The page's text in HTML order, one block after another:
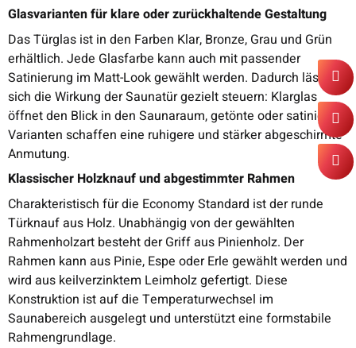
Glasvarianten für klare oder zurückhaltende Gestaltung
Das Türglas ist in den Farben Klar, Bronze, Grau und Grün
erhältlich. Jede Glasfarbe kann auch mit passender
Satinierung im Matt-Look gewählt werden. Dadurch lässt
sich die Wirkung der Saunatür gezielt steuern: Klarglas
öffnet den Blick in den Saunaraum, getönte oder satinierte
Varianten schaffen eine ruhigere und stärker abgeschirmte
Anmutung.
Klassischer Holzknauf und abgestimmter Rahmen
Charakteristisch für die Economy Standard ist der runde
Türknauf aus Holz. Unabhängig von der gewählten
Rahmenholzart besteht der Griff aus Pinienholz. Der
Rahmen kann aus Pinie, Espe oder Erle gewählt werden und
wird aus keilverzinktem Leimholz gefertigt. Diese
Konstruktion ist auf die Temperaturwechsel im
Saunabereich ausgelegt und unterstützt eine formstabile
Rahmengrundlage.